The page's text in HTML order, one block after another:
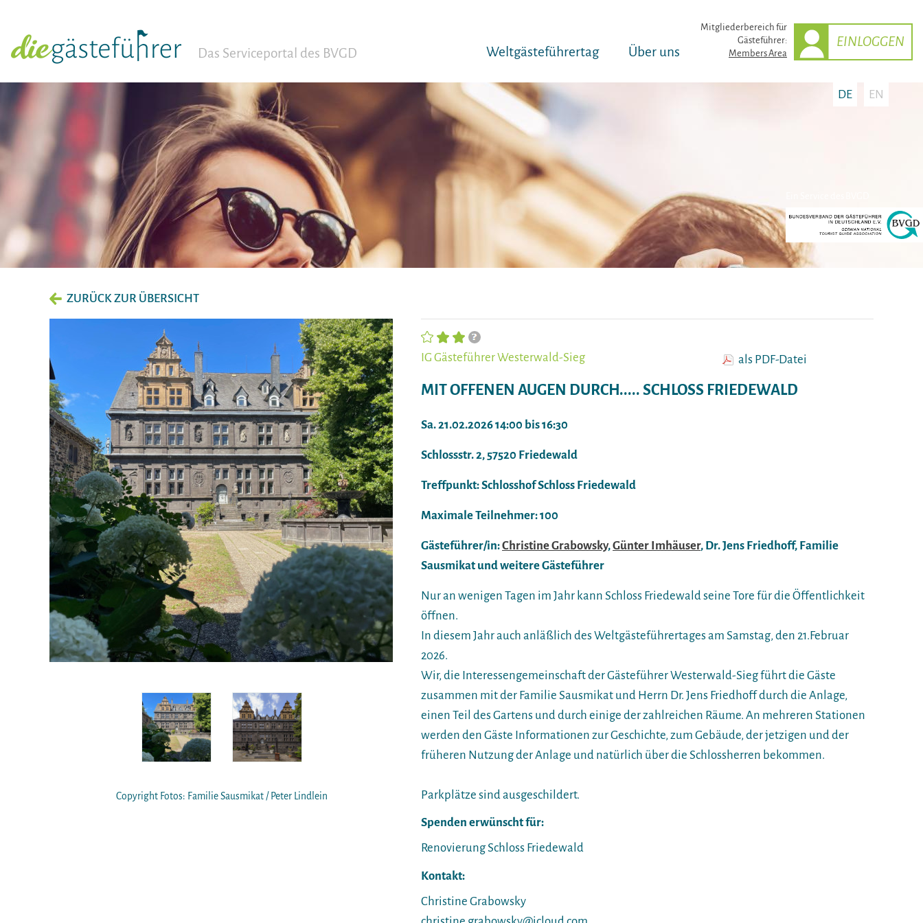
Das Serviceportal des BVGD Weltgäst­eführertag Über uns
Mitglieder­bereich für
Gästeführer:
Members Area
EINLOGGEN
DE EN
ZURÜCK ZUR ÜBERSICHT
Copyright Fotos: Familie Sausmikat / Peter Lindlein
als PDF-Datei
IG Gästeführer Westerwald-Sieg
MIT OFFENEN AUGEN DURCH..... SCHLOSS FRIEDEWALD
Sa. 21.02.2026 14:00 bis 16:30
Schlossstr. 2, 57520 Friedewald
Treffpunkt: Schlosshof Schloss Friedewald
Maximale Teilnehmer: 100
Gästeführer/in:Christine Grabowsky,Günter Imhäuser, Dr. Jens Friedhoff, Familie
Sausmikat und weitere Gästeführer
Nur an wenigen Tagen im Jahr kann Schloss Friedewald seine Tore für die Öffentlichkeit
öffnen.
In diesem Jahr auch anläßlich des Weltgästeführertages am Samstag, den 21.Februar
2026.
Wir, die Interessengemeinschaft der Gästeführer Westerwald-Sieg führt die Gäste
zusammen mit der Familie Sausmikat und Herrn Dr. Jens Friedhoff durch die Anlage,
einen Teil des Gartens und durch einige der zahlreichen Räume. An mehreren Stationen
werden den Gäste Informationen zur Geschichte, zum Gebäude, der jetzigen und der
früheren Nutzung der Anlage und natürlich über die Schlossherren bekommen.
Parkplätze sind ausgeschildert.
Spenden erwünscht für:
Renovierung Schloss Friedewald
Kontakt:
Christine Grabowsky